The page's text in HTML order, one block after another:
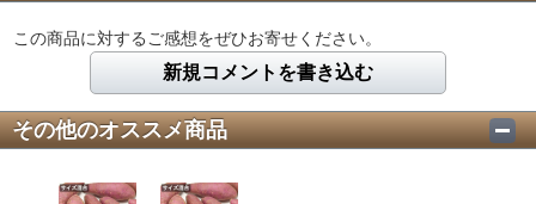
この商品に対するご感想をぜひお寄せください。
新規コメントを書き込む
その他のオススメ商品